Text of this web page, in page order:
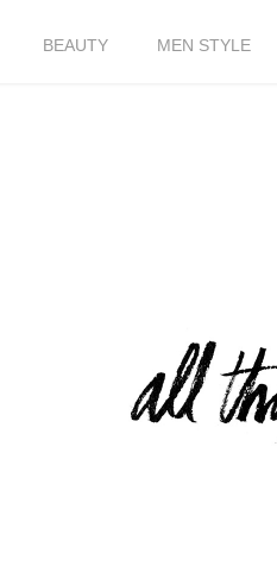
BEAUTY MEN STYLE